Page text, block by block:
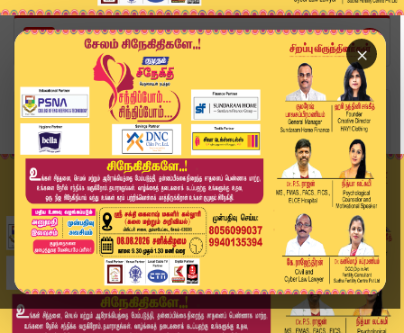
×
Home
தமிழ்நாடு
தி.மலையில் காலையில் சுட்டெரித்த வெயில்....மால...